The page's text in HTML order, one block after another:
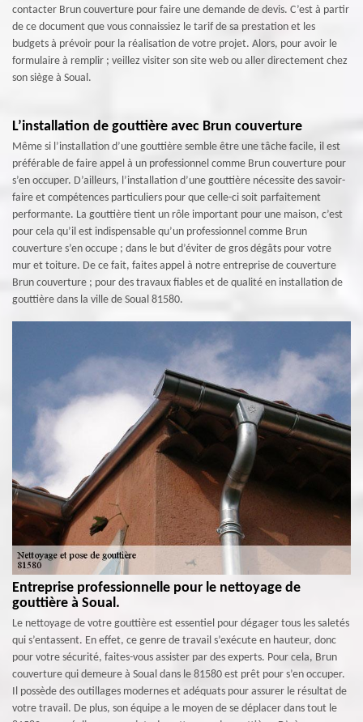
contacter Brun couverture pour faire une demande de devis. C’est à partir
de ce document que vous connaissiez le tarif de sa prestation et les
budgets à prévoir pour la réalisation de votre projet. Alors, pour avoir le
formulaire à remplir ; veillez visiter son site web ou aller directement chez
son siège à Soual.
L’installation de gouttière avec Brun couverture
Même si l’installation d’une gouttière semble être une tâche facile, il est
préférable de faire appel à un professionnel comme Brun couverture pour
s’en occuper. D’ailleurs, l’installation d’une gouttière nécessite des savoir-
faire et compétences particuliers pour que celle-ci soit parfaitement
performante. La gouttière tient un rôle important pour une maison, c’est
pour cela qu’il est indispensable qu’un professionnel comme Brun
couverture s’en occupe ; dans le but d’éviter de gros dégâts pour votre
mur et toiture. De ce fait, faites appel à notre entreprise de couverture
Brun couverture ; pour des travaux fiables et de qualité en installation de
gouttière dans la ville de Soual 81580.
Entreprise professionnelle pour le nettoyage de
gouttière à Soual.
Le nettoyage de votre gouttière est essentiel pour dégager tous les saletés
qui s’entassent. En effet, ce genre de travail s’exécute en hauteur, donc
pour votre sécurité, faites-vous assister par des experts. Pour cela, Brun
couverture qui demeure à Soual dans le 81580 est prêt pour s’en occuper.
Il possède des outillages modernes et adéquats pour assurer le résultat de
votre travail. De plus, son équipe a le moyen de se déplacer dans tout le